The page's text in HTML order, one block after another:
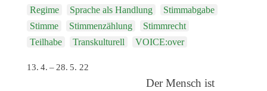
Regime
Sprache als Handlung
Stimmabgabe
Stimme
Stimmenzählung
Stimmrecht
Teilhabe
Transkulturell VOICE:over
13. 4. – 28. 5. 22
Der Mensch ist